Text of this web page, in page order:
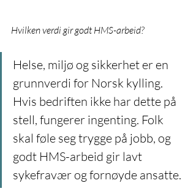
Hvilken verdi gir godt HMS-arbeid?
Helse, miljø og sikkerhet er en
grunnverdi for Norsk kylling.
Hvis bedriften ikke har dette på
stell, fungerer ingenting. Folk
skal føle seg trygge på jobb, og
godt HMS-arbeid gir lavt
sykefravær og fornøyde ansatte.